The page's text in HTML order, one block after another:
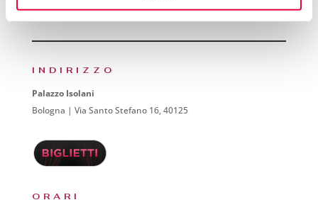
INDIRIZZO
Palazzo Isolani
Bologna | Via Santo Stefano 16, 40125
ORARI